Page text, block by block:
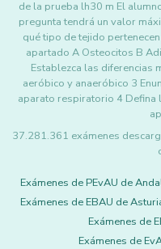
de la prueba lh30 m El
pregunta tendrá un valor
qué tipo de tejido
apartado A Osteocitos B
Establezca las diferencias
aeróbico y anaeróbico 3
aparato respiratorio 4 Defina
37.281.361 exámenes
Exámenes de PEvAU de
Exámenes de EBAU de
Exámenes de
Exámenes de